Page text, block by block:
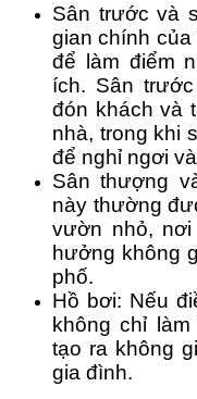
Sân trước và
gian chính
để làm điểm
ích. Sân
đón khách và
nhà, trong khi
để nghỉ ngơi
Sân thượng
này thường
vườn nhỏ,
hưởng không
phố.
Hồ bơi: Nếu
không chỉ
tạo ra không
gia đình.